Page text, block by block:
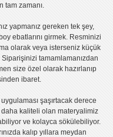
tam zamanı.
yapmanız gereken tek şey,
ebatlarını girmek. Resminizi
olarak veya isterseniz küçük
tamamlamanızdan
size özel olarak hazırlanıp
ibaret.
uygulamasışaşırtacak derece
daha kaliteli olanmateryalimiz
ve kolayca sökülebiliyor.
kalıp yıllara meydan